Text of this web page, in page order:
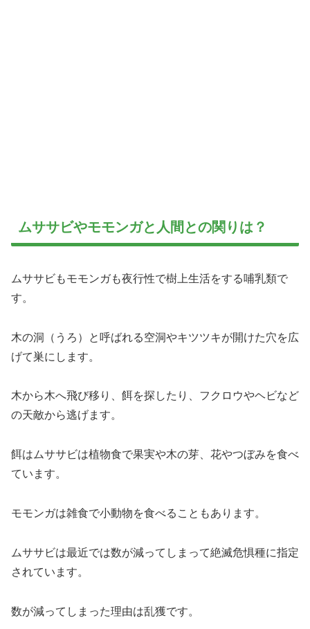
ムササビやモモンガと人間との関りは？
ムササビもモモンガも夜行性で樹上生活をする哺乳類で
す。
木の洞（うろ）と呼ばれる空洞やキツツキが開けた穴を広
げて巣にします。
木から木へ飛び移り、餌を探したり、フクロウやヘビなど
の天敵から逃げます。
餌はムササビは植物食で果実や木の芽、花やつぼみを食べ
ています。
モモンガは雑食で小動物を食べることもあります。
ムササビは最近では数が減ってしまって絶滅危惧種に指定
されています。
数が減ってしまった理由は乱獲です。